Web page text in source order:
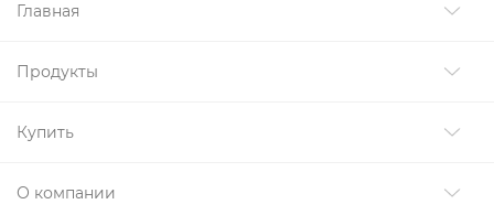
Главная
Продукты
Купить
О компании